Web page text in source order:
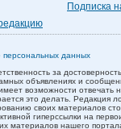
Подписка
персональных данных
за
объявлениях и
возможности отвечать
это делать. Редакция
своих материалов
гиперссылки на
материалов нашего